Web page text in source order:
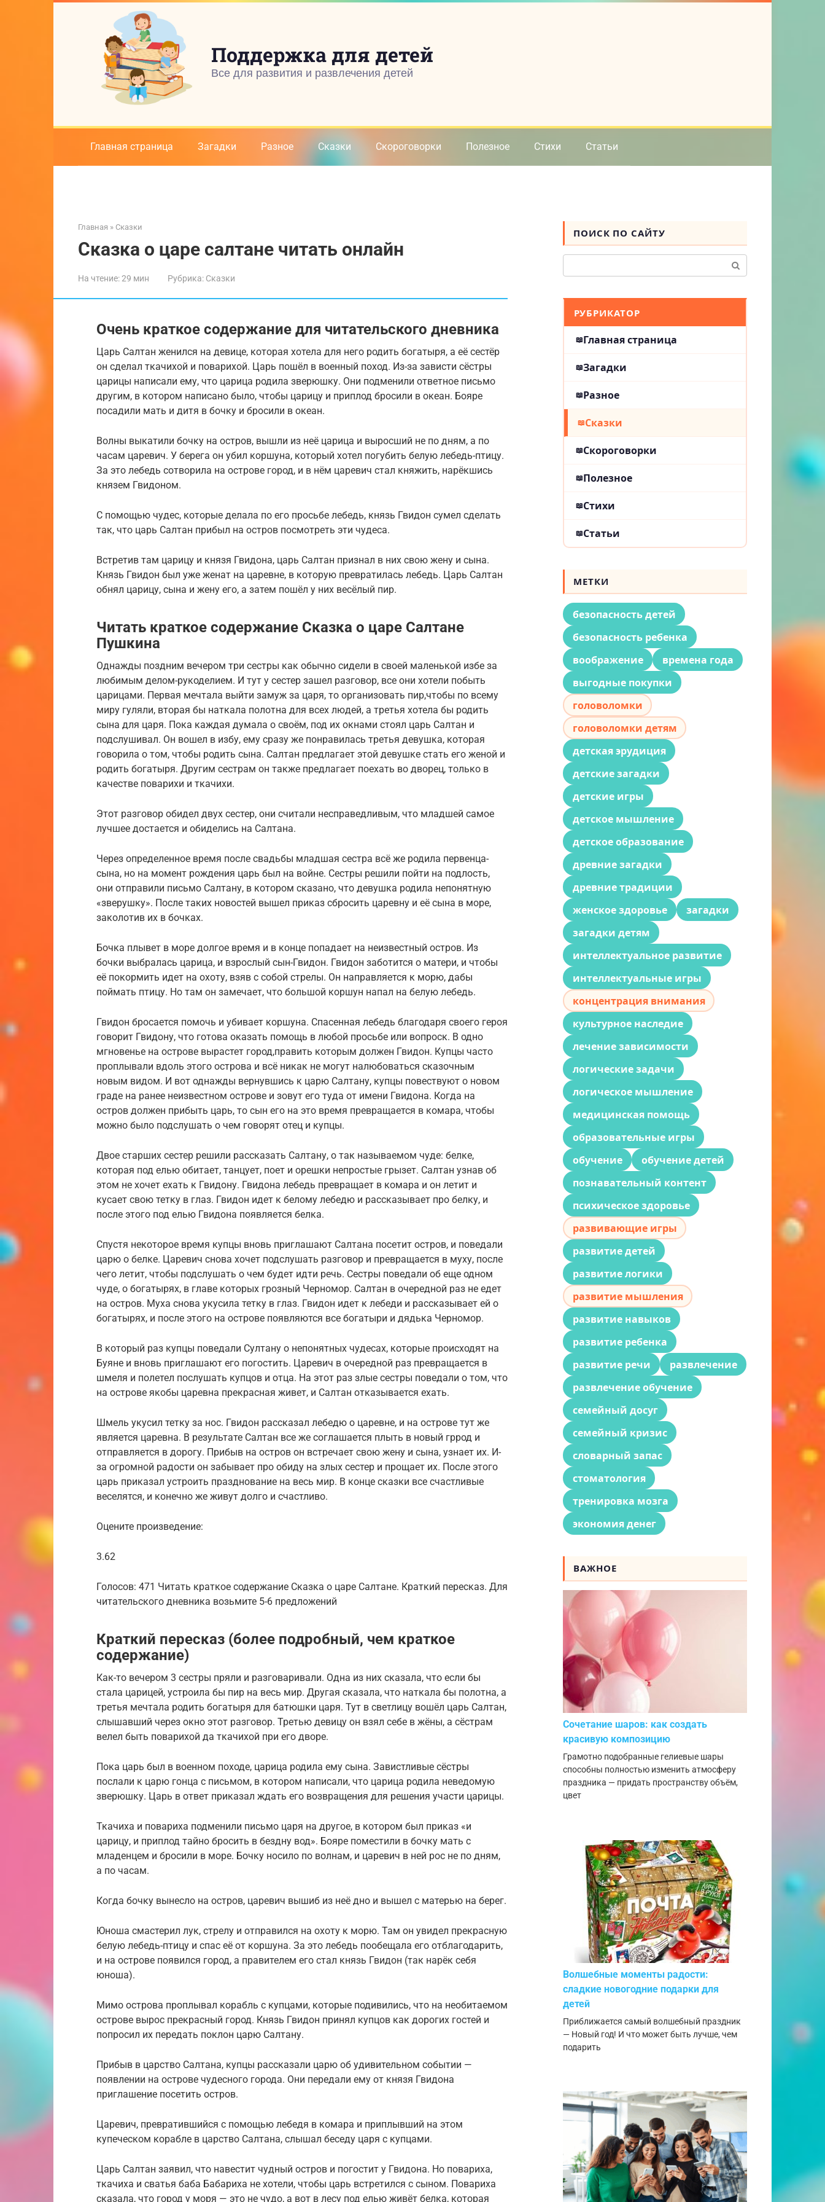
Поддержка для детей
Все для развития и развлечения детей
Главная страница Загадки Разное Сказки Скороговорки Полезное Стихи Статьи
Главная » Сказки
Сказка о царе салтане читать онлайн
На чтение:29 мин Рубрика: Сказки
Очень краткое содержание для читательского дневника
Царь Салтан женился на девице, которая хотела для него родить богатыря, а её сестёр
он сделал ткачихой и поварихой. Царь пошёл в военный поход. Из-за зависти сёстры
царицы написали ему, что царица родила зверюшку. Они подменили ответное письмо
другим, в котором написано было, чтобы царицу и приплод бросили в океан. Бояре
посадили мать и дитя в бочку и бросили в океан.
Волны выкатили бочку на остров, вышли из неё царица и выросший не по дням, а по
часам царевич. У берега он убил коршуна, который хотел погубить белую лебедь-птицу.
За это лебедь сотворила на острове город, и в нём царевич стал княжить, нарёкшись
князем Гвидоном.
С помощью чудес, которые делала по его просьбе лебедь, князь Гвидон сумел сделать
так, что царь Салтан прибыл на остров посмотреть эти чудеса.
Встретив там царицу и князя Гвидона, царь Салтан признал в них свою жену и сына.
Князь Гвидон был уже женат на царевне, в которую превратилась лебедь. Царь Салтан
обнял царицу, сына и жену его, а затем пошёл у них весёлый пир.
Читать краткое содержание Сказка о царе Салтане
Пушкина
Однажды поздним вечером три сестры как обычно сидели в своей маленькой избе за
любимым делом-рукоделием. И тут у сестер зашел разговор, все они хотели побыть
царицами. Первая мечтала выйти замуж за царя, то организовать пир,чтобы по всему
миру гуляли, вторая бы наткала полотна для всех людей, а третья хотела бы родить
сына для царя. Пока каждая думала о своём, под их окнами стоял царь Салтан и
подслушивал. Он вошел в избу, ему сразу же понравилась третья девушка, которая
говорила о том, чтобы родить сына. Салтан предлагает этой девушке стать его женой и
родить богатыря. Другим сестрам он также предлагает поехать во дворец, только в
качестве поварихи и ткачихи.
Этот разговор обидел двух сестер, они считали несправедливым, что младшей самое
лучшее достается и обиделись на Салтана.
Через определенное время после свадьбы младшая сестра всё же родила первенца-
сына, но на момент рождения царь был на войне. Сестры решили пойти на подлость,
они отправили письмо Салтану, в котором сказано, что девушка родила непонятную
«зверушку». После таких новостей вышел приказ сбросить царевну и её сына в море,
заколотив их в бочках.
Бочка плывет в море долгое время и в конце попадает на неизвестный остров. Из
бочки выбралась царица, и взрослый сын-Гвидон. Гвидон заботится о матери, и чтобы
её покормить идет на охоту, взяв с собой стрелы. Он направляется к морю, дабы
поймать птицу. Но там он замечает, что большой коршун напал на белую лебедь.
Гвидон бросается помочь и убивает коршуна. Спасенная лебедь благодаря своего героя
говорит Гвидону, что готова оказать помощь в любой просьбе или вопроск. В одно
мгновенье на острове вырастет город,править которым должен Гвидон. Купцы часто
проплывали вдоль этого острова и всё никак не могут налюбоваться сказочным
новым видом. И вот однажды вернувшись к царю Салтану, купцы повествуют о новом
граде на ранее неизвестном острове и зовут его туда от имени Гвидона. Когда на
остров должен прибыть царь, то сын его на это время превращается в комара, чтобы
можно было подслушать о чем говорят отец и купцы.
Двое старших сестер решили рассказать Салтану, о так называемом чуде: белке,
которая под елью обитает, танцует, поет и орешки непростые грызет. Салтан узнав об
этом не хочет ехать к Гвидону. Гвидона лебедь превращает в комара и он летит и
кусает свою тетку в глаз. Гвидон идет к белому лебедю и рассказывает про белку, и
после этого под елью Гвидона появляется белка.
Спустя некоторое время купцы вновь приглашают Салтана посетит остров, и поведали
царю о белке. Царевич снова хочет подслушать разговор и превращается в муху, после
чего летит, чтобы подслушать о чем будет идти речь. Сестры поведали об еще одном
чуде, о богатырях, в главе которых грозный Черномор. Салтан в очередной раз не едет
на остров. Муха снова укусила тетку в глаз. Гвидон идет к лебеди и рассказывает ей о
богатырях, и после этого на острове появляются все богатыри и дядька Черномор.
В который раз купцы поведали Султану о непонятных чудесах, которые происходят на
Буяне и вновь приглашают его погостить. Царевич в очередной раз превращается в
шмеля и полетел послушать купцов и отца. На этот раз злые сестры поведали о том, что
на острове якобы царевна прекрасная живет, и Салтан отказывается ехать.
Шмель укусил тетку за нос. Гвидон рассказал лебедю о царевне, и на острове тут же
является царевна. В результате Салтан все же соглашается плыть в новый гррод и
отправляется в дорогу. Прибыв на остров он встречает свою жену и сына, узнает их. И-
за огромной радости он забывает про обиду на злых сестер и прощает их. После этого
царь приказал устроить празднование на весь мир. В конце сказки все счастливые
веселятся, и конечно же живут долго и счастливо.
Оцените произведение:
3.62
Голосов: 471 Читать краткое содержание Сказка о царе Салтане. Краткий пересказ. Для
читательского дневника возьмите 5-6 предложений
Краткий пересказ (более подробный, чем краткое
содержание)
Как-то вечером 3 сестры пряли и разговаривали. Одна из них сказала, что если бы
стала царицей, устроила бы пир на весь мир. Другая сказала, что наткала бы полотна, а
третья мечтала родить богатыря для батюшки царя. Тут в светлицу вошёл царь Салтан,
слышавший через окно этот разговор. Третью девицу он взял себе в жёны, а сёстрам
велел быть поварихой да ткачихой при его дворе.
Пока царь был в военном походе, царица родила ему сына. Завистливые сёстры
послали к царю гонца с письмом, в котором написали, что царица родила неведомую
зверюшку. Царь в ответ приказал ждать его возвращения для решения участи царицы.
Ткачиха и повариха подменили письмо царя на другое, в котором был приказ «и
царицу, и приплод тайно бросить в бездну вод». Бояре поместили в бочку мать с
младенцем и бросили в море. Бочку носило по волнам, и царевич в ней рос не по дням,
а по часам.
Когда бочку вынесло на остров, царевич вышиб из неё дно и вышел с матерью на берег.
Юноша смастерил лук, стрелу и отправился на охоту к морю. Там он увидел прекрасную
белую лебедь-птицу и спас её от коршуна. За это лебедь пообещала его отблагодарить,
и на острове появился город, а правителем его стал князь Гвидон (так нарёк себя
юноша).
Мимо острова проплывал корабль с купцами, которые подивились, что на необитаемом
острове вырос прекрасный город. Князь Гвидон принял купцов как дорогих гостей и
попросил их передать поклон царю Салтану.
Прибыв в царство Салтана, купцы рассказали царю об удивительном событии —
появлении на острове чудесного города. Они передали ему от князя Гвидона
приглашение посетить остров.
Царевич, превратившийся с помощью лебедя в комара и приплывший на этом
купеческом корабле в царство Салтана, слышал беседу царя с купцами.
Царь Салтан заявил, что навестит чудный остров и погостит у Гвидона. Но повариха,
ткачиха и сватья баба Бабариха не хотели, чтобы царь встретился с сыном. Повариха
сказала, что город у моря — это не чудо, а вот в лесу под елью живёт белка, которая
ПОИСК ПО САЙТУ
РУБРИКАТОР
Главная страница
Загадки
Разное
Сказки
Скороговорки
Полезное
Стихи
Статьи
МЕТКИ
безопасность детей
безопасность ребенка
воображение
времена года
выгодные покупки
головоломки
головоломки детям
детская эрудиция
детские загадки
детские игры
детское мышление
детское образование
древние загадки
древние традиции
женское здоровье
загадки
загадки детям
интеллектуальное развитие
интеллектуальные игры
концентрация внимания
культурное наследие
лечение зависимости
логические задачи
логическое мышление
медицинская помощь
образовательные игры
обучение
обучение детей
познавательный контент
психическое здоровье
развивающие игры
развитие детей
развитие логики
развитие мышления
развитие навыков
развитие ребенка
развитие речи
развлечение
развлечение обучение
семейный досуг
семейный кризис
словарный запас
стоматология
тренировка мозга
экономия денег
ВАЖНОЕ
Сочетание шаров: как создать
красивую композицию
Грамотно подобранные гелиевые шары
способны полностью изменить атмосферу
праздника — придать пространству объём,
цвет
Волшебные моменты радости:
сладкие новогодние подарки для
детей
Приближается самый волшебный праздник
— Новый год! И что может быть лучше, чем
подарить